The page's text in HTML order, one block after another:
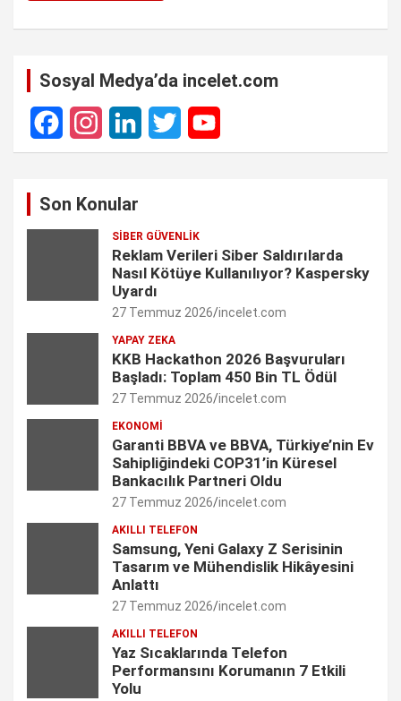
Sosyal Medya’da incelet.com
F
I
L
k
e
d
n
T
t
t
e
r
Y
T
u
b
C
a
n
n
e
l
Son Konular
SIBER GÜVENLIK
Reklam Verileri Siber Saldırılarda
Nasıl Kötüye Kullanılıyor? Kaspersky
Uyardı
27 Temmuz 2026 incelet.com
YAPAY ZEKA
KKB Hackathon 2026 Başvuruları
Başladı: Toplam 450 Bin TL Ödül
27 Temmuz 2026 incelet.com
EKONOMI
Garanti BBVA ve BBVA, Türkiye’nin Ev
Sahipliğindeki COP31’in Küresel
Bankacılık Partneri Oldu
27 Temmuz 2026 incelet.com
AKILLI TELEFON
Samsung, Yeni Galaxy Z Serisinin
Tasarım ve Mühendislik Hikâyesini
Anlattı
27 Temmuz 2026 incelet.com
AKILLI TELEFON
Yaz Sıcaklarında Telefon
Performansını Korumanın 7 Etkili
Yolu